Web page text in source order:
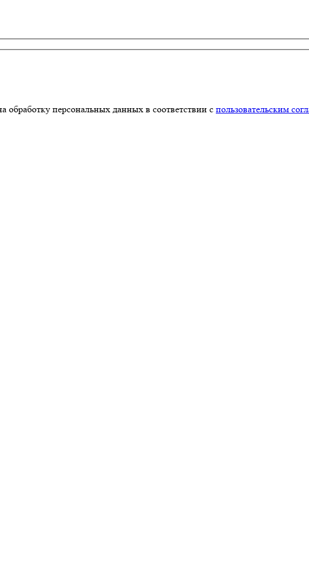
персональных данных в соответствии с пользовательским